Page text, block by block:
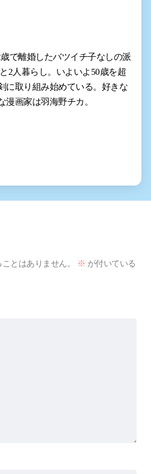
で離婚したバツイチ子なしの派
2人暮らし。いよいよ50歳を超
に取り組み始めている。好きな
画家は羽海野チカ。
とはありません。 ※ が付いている